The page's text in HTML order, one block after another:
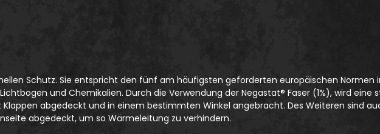
Schutz. Sie entspricht den fünf am häufigsten geforderten europäischen
und Chemikalien. Durch die Verwendung der Negastat® Faser (1%), wird eine
abgedeckt und in einem bestimmten Winkel angebracht. Des Weiteren sind
abgedeckt, um so Wärmeleitung zu verhindern.